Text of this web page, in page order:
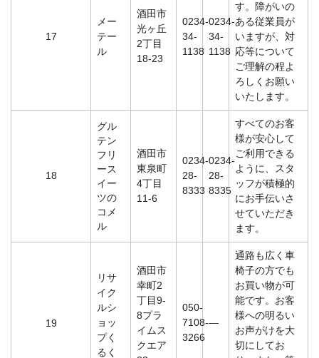
17
メー
テー
ル
酒田市
光ヶ丘
2丁目
18-23
0234-
34-
1138
0234-
34-
1138
す。障がいの
ある従業員が
いますが、対
応等について
ご理解の程よ
ろしくお願い
いたします。
18
グル
テン
フリ
ース
イー
ツの
コメ
ル
酒田市
東泉町
4丁目
11-6
0234-
28-
8333
0234-
28-
8335
すべてのお客
様が安心して
ご利用できる
ように、スタ
ッフが積極的
にお手伝いさ
せていただき
ます。
19
リサ
イク
ルシ
ョッ
プく
るく
酒田市
幸町2
丁目9-
8プラ
イムス
クエア
050-
7108-
3266
―
通路も広く車
椅子の方でも
お買い物が可
能です。お客
様への明るい
お声がけを大
切にしてお